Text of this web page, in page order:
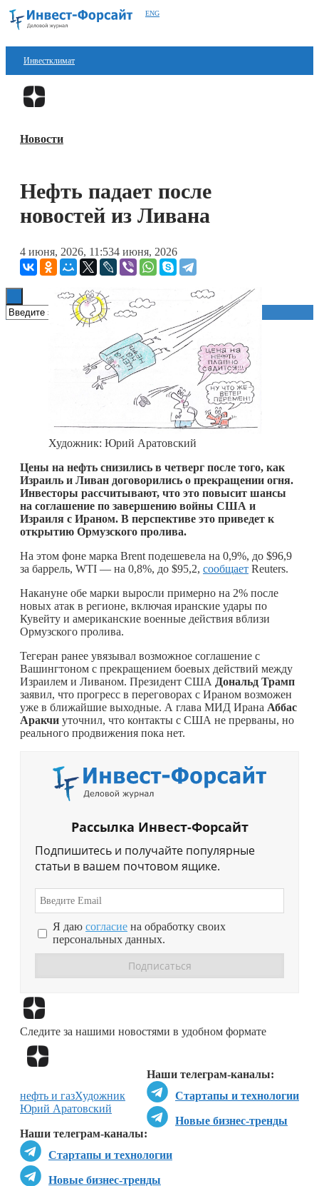
ENG
Инвестклимат
Финансы
Блокчейн
Технологии
Книги
Новости
Нефть падает после
новостей из Ливана
4 июня, 2026, 11:534 июня, 2026
Художник: Юрий Аратовский
Цены на нефть снизились в четверг после того, как
Израиль и Ливан договорились о прекращении огня.
Инвесторы рассчитывают, что это повысит шансы
на соглашение по завершению войны США и
Израиля с Ираном. В перспективе это приведет к
открытию Ормузского пролива.
На этом фоне марка Brent подешевела на 0,9%, до $96,9
за баррель, WTI — на 0,8%, до $95,2, сообщает Reuters.
Накануне обе марки выросли примерно на 2% после
новых атак в регионе, включая иранские удары по
Кувейту и американские военные действия вблизи
Ормузского пролива.
Тегеран ранее увязывал возможное соглашение с
Вашингтоном с прекращением боевых действий между
Израилем и Ливаном. Президент США Дональд Трамп
заявил, что прогресс в переговорах с Ираном возможен
уже в ближайшие выходные. А глава МИД Ирана Аббас
Аракчи уточнил, что контакты с США не прерваны, но
реального продвижения пока нет.
Рассылка Инвест-Форсайт
Подпишитесь и получайте популярные
статьи в вашем почтовом ящике.
Я даю согласие на обработку своих
персональных данных.
Следите за нашими новостями в удобном формате
Наши телеграм-каналы:
Стартапы и технологии
Новые бизнес-тренды
Наши телеграм-каналы:
Стартапы и технологии
Новые бизнес-тренды
нефть и газХудожник
Юрий Аратовский